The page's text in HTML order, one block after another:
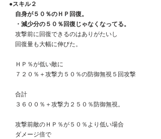
●スキル２
自身が５０％のＨＰ回復。
・減少分の５０％回復じゃなくなってる。
攻撃前に回復できるのはありがたいし
回復量も大幅に伸びた。
ＨＰ％が低い敵に
７２０％＋攻撃力５０％の防御無視５回攻撃
合計
３６００％＋攻撃力２５０％防御無視。
攻撃前敵のＨＰ％が５０％より低い場合
ダメージ倍で